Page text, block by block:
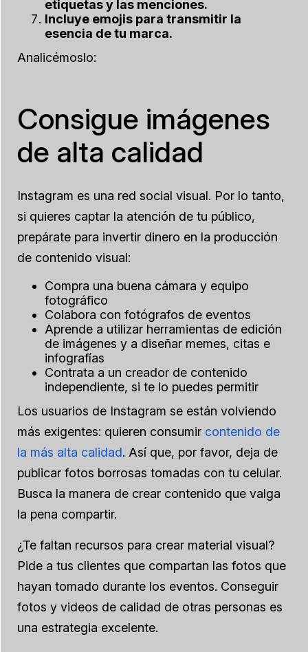
etiquetas y las menciones.
Incluye emojis para transmitir la
esencia de tu marca.
Analicémoslo:
Consigue imágenes
de alta calidad
Instagram es una red social visual. Por lo tanto,
si quieres captar la atención de tu público,
prepárate para invertir dinero en la producción
de contenido visual:
Compra una buena cámara y equipo
fotográfico
Colabora con fotógrafos de eventos
Aprende a utilizar herramientas de edición
de imágenes y a diseñar memes, citas e
infografías
Contrata a un creador de contenido
independiente, si te lo puedes permitir
Los usuarios de Instagram se están volviendo
más exigentes: quieren consumir contenido de
la más alta calidad. Así que, por favor, deja de
publicar fotos borrosas tomadas con tu celular.
Busca la manera de crear contenido que valga
la pena compartir.
¿Te faltan recursos para crear material visual?
Pide a tus clientes que compartan las fotos que
hayan tomado durante los eventos. Conseguir
fotos y videos de calidad de otras personas es
una estrategia excelente.